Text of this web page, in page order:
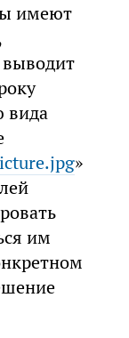
имеют
выводит
вида
»
им